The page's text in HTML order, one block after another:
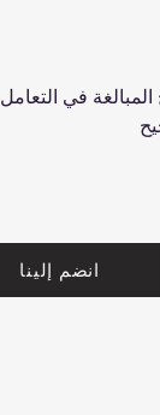
في التعامل
انضم إلينا